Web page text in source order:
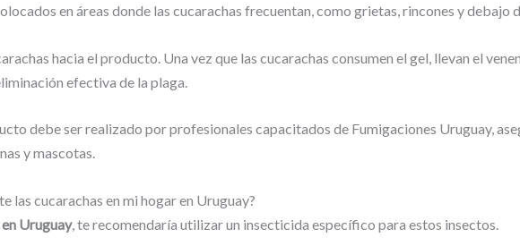
en áreas donde las cucarachas frecuentan, como grietas, rincones y debajo
hacia el producto. Una vez que las cucarachas consumen el gel, llevan el
efectiva de la plaga.
debe ser realizado por profesionales capacitados de Fumigaciones Uruguay,
y mascotas.
las cucarachas en mi hogar en Uruguay?
Uruguay, te recomendaría utilizar un insecticida específico para estos insectos.